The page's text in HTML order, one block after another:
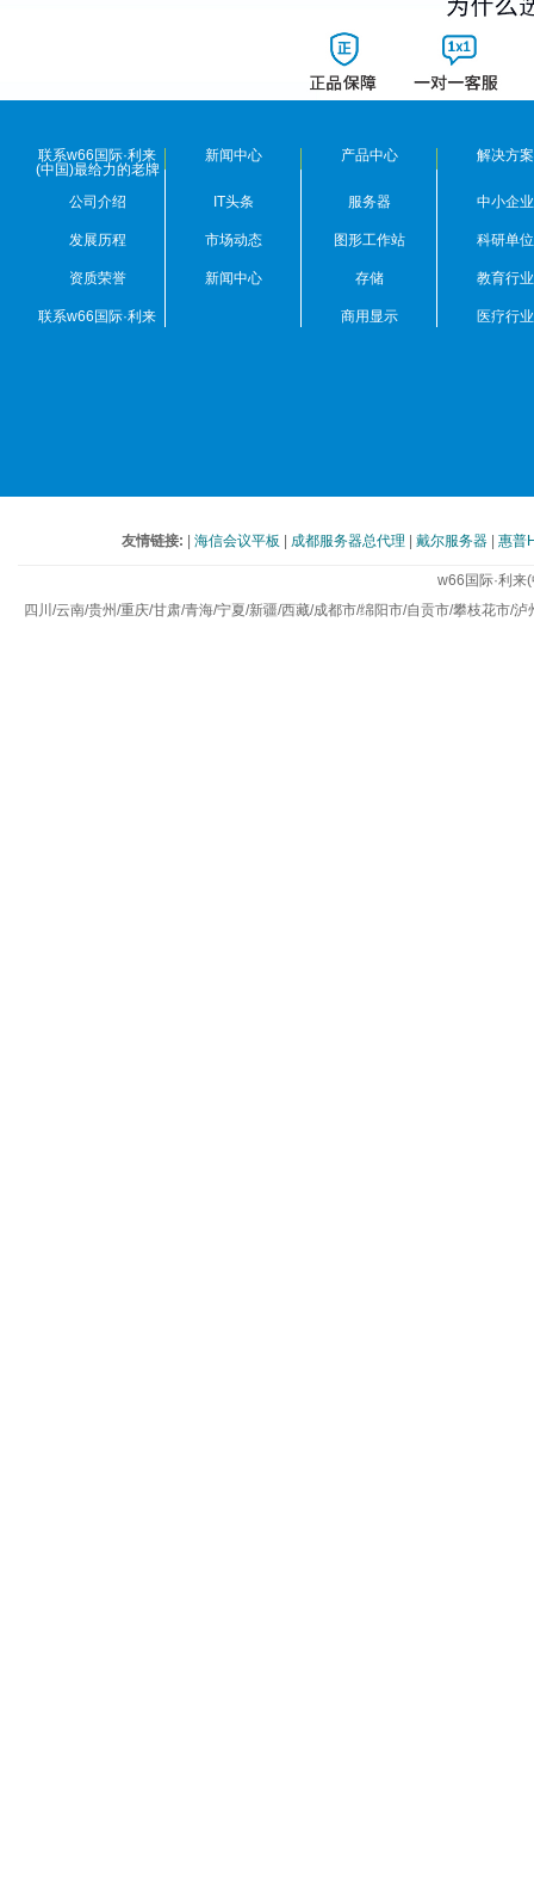
联系w66国际·利来
(中国)最给力的老牌
公司介绍
发展历程
资质荣誉
联系w66国际·利来
新闻中心
IT头条
市场动态
新闻中心
产品中心
服务器
图形工作站
存储
商用显示
解决方案
中小企业
科研单位
教育行业
医疗行业
友情链接: |海信会议平板 | 成都服务器总代理 |戴尔服务器 |惠普
w66国际·利
 四川/云南/贵州/重庆/甘肃/青海/宁夏/新疆/西藏/成都市/绵阳市/自贡市/